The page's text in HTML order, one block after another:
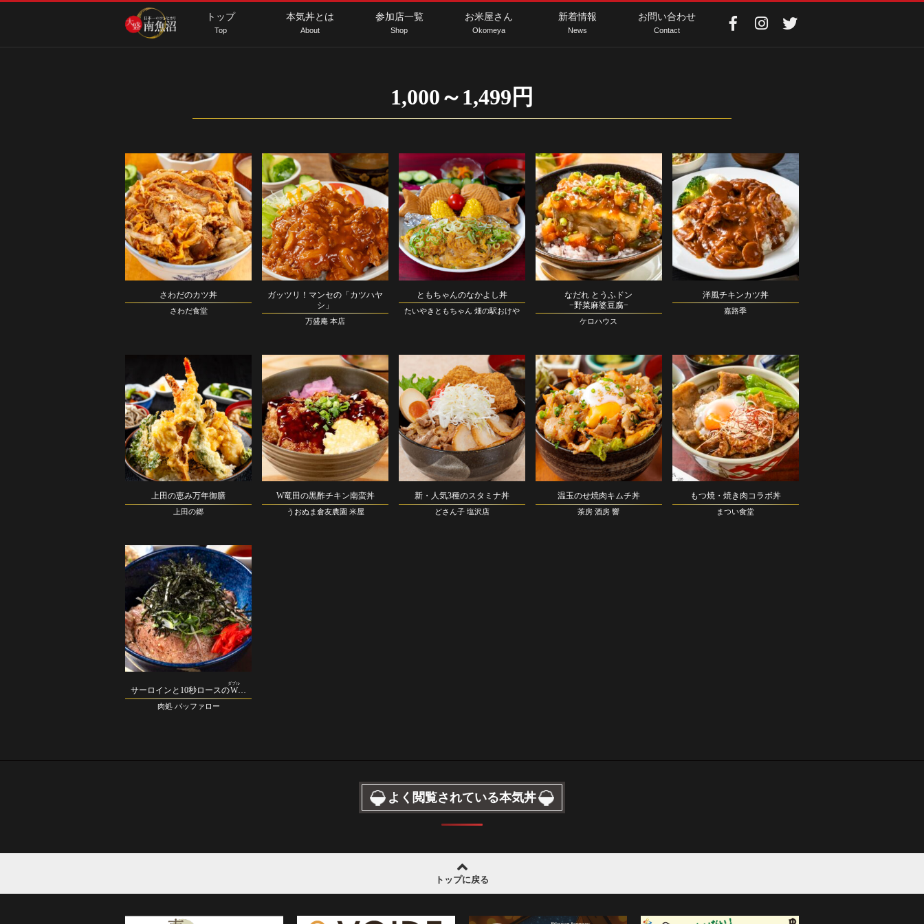
トップ
Top
本気丼とは
About
参加店一覧
Shop
お米屋さん
Okomeya
新着情報
News
お問い合わせ
Contact
1,000～1,499円
さわだのカツ丼
さわだ食堂
ガッツリ！マンセの「カツハヤ
シ」
万盛庵 本店
ともちゃんのなかよし丼
たいやきともちゃん 畑の駅おけや
なだれ とうふドン
−野菜麻婆豆腐−
ケロハウス
洋風チキンカツ丼
嘉路季
上田の恵み万年御膳
上田の郷
W竜田の黒酢チキン南蛮丼
うおぬま倉友農園 米屋
新・人気3種のスタミナ丼
どさん子 塩沢店
温玉のせ焼肉キムチ丼
茶房 酒房 響
もつ焼・焼き肉コラボ丼
まつい食堂
サーロインと10秒ロースのW
ダブル
…
肉処 バッファロー
よく閲覧されている本気丼
トップに戻る